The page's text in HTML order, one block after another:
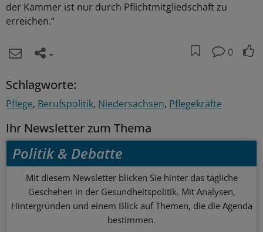
der Kammer ist nur durch Pflichtmitgliedschaft zu
erreichen.“
0
Schlagworte:
Pflege Berufspolitik Niedersachsen Pflegekräfte
Ihr Newsletter zum Thema
Politik & Debatte
Mit diesem Newsletter blicken Sie hinter das tägliche
Geschehen in der Gesundheitspolitik. Mit Analysen,
Hintergründen und einem Blick auf Themen, die die Agenda
bestimmen.